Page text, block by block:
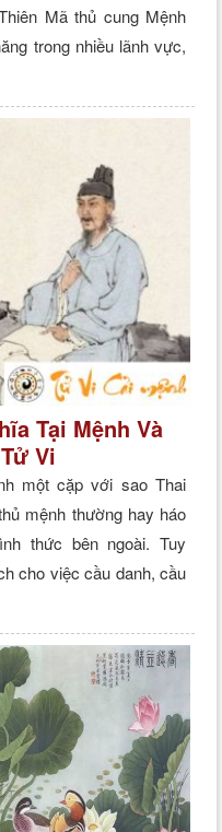
Mã thủ cung Mệnh
trong nhiều lãnh vực,
Tại Mệnh Và
Vi
một cặp với sao Thai
mệnh thường hay háo
thức bên ngoài. Tuy
cho việc cầu danh, cầu